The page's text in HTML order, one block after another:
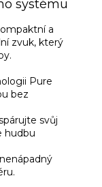
systému
a
zvuk, který
Pure
bez
svůj
hudbu